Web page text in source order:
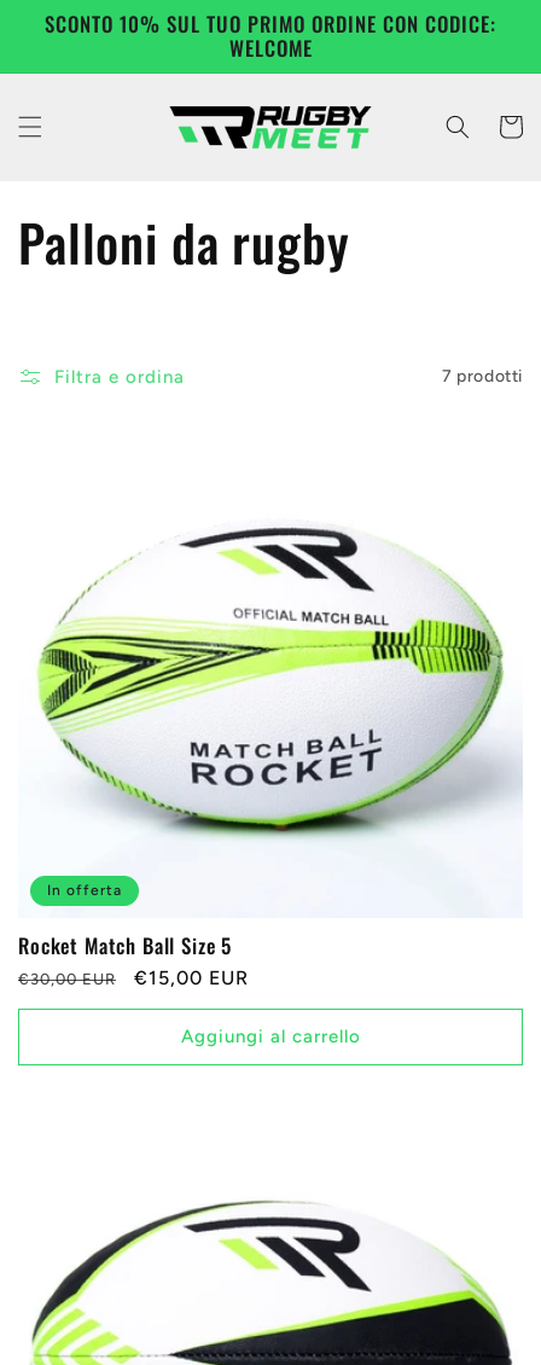
direttamente
SCONTO 10% SUL TUO PRIMO ORDINE CON CODICE:
WELCOME
Carrello
C
l
o
n
Palloni da rugby
Filtra e ordina 7 prodotti
In offerta
Rocket Match Ball Size 5
Prezzo
di
€30,00 EUR
Prezzo
scontato
€15,00 EUR
Aggiungi al carrello